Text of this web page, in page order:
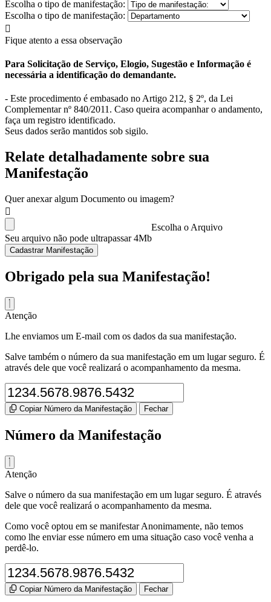
Escolha o tipo de manifestação:
Escolha o tipo de manifestação:
Fique atento a essa observação
Para Solicitação de Serviço, Elogio, Sugestão e Informação é
necessária a identificação do demandante.
- Este procedimento é embasado no Artigo 212, § 2º, da Lei
Complementar nº 840/2011. Caso queira acompanhar o andamento,
faça um registro identificado.
Seus dados serão mantidos sob sigilo.
Relate detalhadamente sobre sua
Manifestação
Quer anexar algum Documento ou imagem?
Escolha o Arquivo
Seu arquivo não pode ultrapassar 4Mb
Cadastrar Manifestação
Obrigado pela sua Manifestação!
Atenção
Lhe enviamos um E-mail com os dados da sua manifestação.
Salve também o número da sua manifestação em um lugar seguro. É
através dele que você realizará o acompanhamento da mesma.
Copiar Número da Manifestação Fechar
Número da Manifestação
Atenção
Salve o número da sua manifestação em um lugar seguro. É através
dele que você realizará o acompanhamento da mesma.
Como você optou em se manifestar Anonimamente, não temos
como lhe enviar esse número em uma situação caso você venha a
perdê-lo.
Copiar Número da Manifestação Fechar